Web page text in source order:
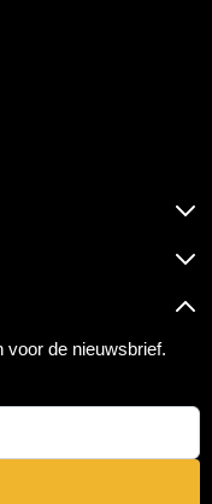
voor de nieuwsbrief.